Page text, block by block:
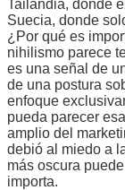
Tailandia, donde
Suecia, donde
¿Por qué es
nihilismo parece
es una señal de
de una postura
enfoque
pueda parecer
amplio del
debió al miedo a
más oscura
importa.